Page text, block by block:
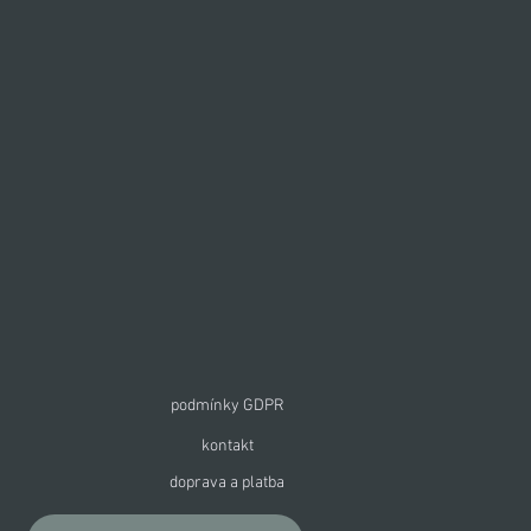
podmínky GDPR
kontakt
doprava a platba